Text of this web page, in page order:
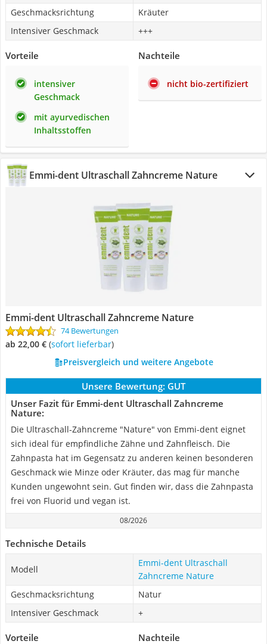
Geschmacksrichtung
Kräuter
Intensiver Geschmack
+++
Vorteile
intensiver
Geschmack
mit ayurvedischen
Inhaltsstoffen
Nachteile
nicht bio-zertifiziert
Emmi-dent Ultraschall Zahncreme Nature
Emmi-dent Ultraschall Zahncreme Nature
74 Bewertungen
ab 22,00 € ( Sofort lieferbar)
Preisvergleich und weitere Angebote
Unsere Bewertung: GUT
Unser Fazit für Emmi-dent Ultraschall Zahncreme
Nature:
Die Ultraschall-Zahncreme "Nature" von Emmi-dent eignet
sich ideal für empfindliche Zähne und Zahnfleisch. Die
Zahnpasta hat im Gegensatz zu anderen keinen besonderen
Geschmack wie Minze oder Kräuter, das mag für manche
Kunden ungewohnt sein. Gut finden wir, dass die Zahnpasta
frei von Fluorid und vegan ist.
08/2026
Technische Details
Modell
Emmi-dent Ultraschall
Zahncreme Nature
Geschmacksrichtung
Natur
Intensiver Geschmack
+
Vorteile Nachteile